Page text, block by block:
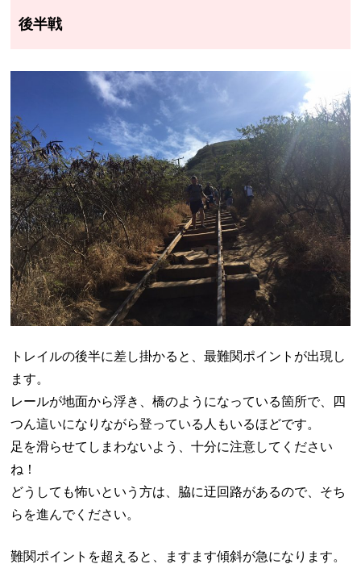
後半戦
トレイルの後半に差し掛かると、最難関ポイントが出現し
ます。
レールが地面から浮き、橋のようになっている箇所で、四
つん這いになりながら登っている人もいるほどです。
足を滑らせてしまわないよう、十分に注意してください
ね！
どうしても怖いという方は、脇に迂回路があるので、そち
らを進んでください。
難関ポイントを超えると、ますます傾斜が急になります。